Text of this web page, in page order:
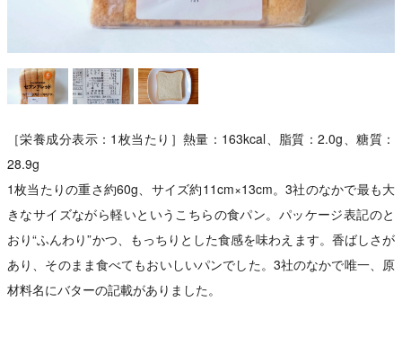
［栄養成分表示：1枚当たり］熱量：163kcal、脂質：2.0g、糖質：
28.9g
1枚当たりの重さ約60g、サイズ約11cm×13cm。3社のなかで最も大
きなサイズながら軽いというこちらの食パン。パッケージ表記のと
おり“ふんわり”かつ、もっちりとした食感を味わえます。香ばしさが
あり、そのまま食べてもおいしいパンでした。3社のなかで唯一、原
材料名にバターの記載がありました。